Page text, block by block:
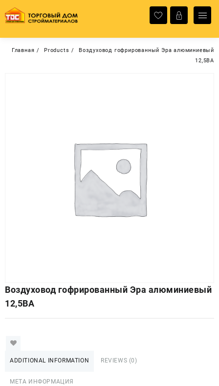
содержимому
Главная Products
Воздуховод гофрированный Эра алюминиевый
12,5ВА
Воздуховод гофрированный Эра алюминиевый
12,5ВА
ADDITIONAL INFORMATION REVIEWS (0)
МЕТА ИНФОРМАЦИЯ